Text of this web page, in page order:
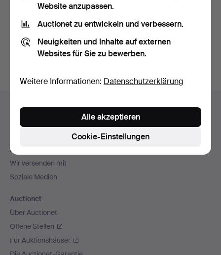
Suche speichern
Archiv
suchen.
Navigation
Hilfe und Kontakt
Kontakt mit dem Support aufnehmen
Zahlungsweisen
Wir versenden mit
Soziale Medien
Auctionet
Über Auctionet
Offene Stellen
Für Auktionshäuser
Website anzupassen.
Auctionet zu entwickeln und verbessern.
Neuigkeiten und Inhalte auf externen
Websites für Sie zu bewerben.
Weitere Informationen: Datenschutzerklärung
Cookie-Einstellungen
Alle akzeptieren